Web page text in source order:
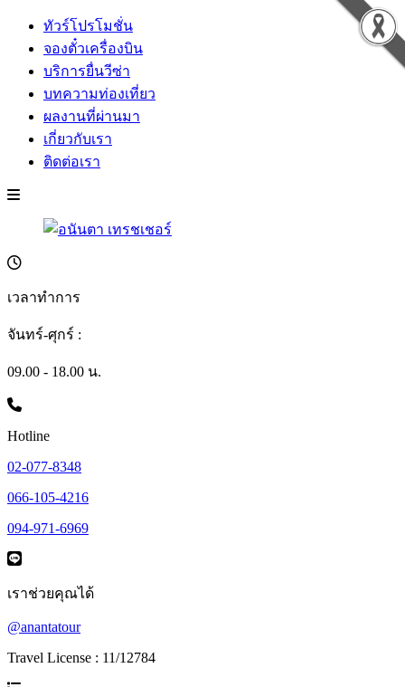
ทัวร์โปรโมชั่น
จองตั๋วเครื่องบิน
บริการยื่นวีซ่า
บทความท่องเที่ยว
ผลงานที่ผ่านมา
เกี่ยวกับเรา
ติดต่อเรา
เวลาทำการ
จันทร์-ศุกร์ :
09.00 - 18.00 น.
Hotline
02-077-8348
066-105-4216
094-971-6969
เราช่วยคุณได้
@anantatour
Travel License : 11/12784